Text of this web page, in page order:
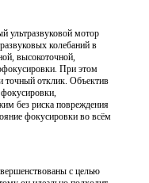
ультразвуковой мотор
колебаний в
высокоточной,
При этом
точный отклик. Объектив
без риска повреждения
фокусировки во всём
с целью